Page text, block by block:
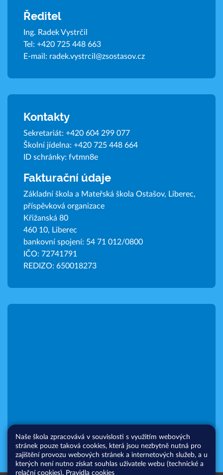
Ředitel
Ing. Radek Vystrčil
Tel: +420 725 448 663
E-mail: radek.vystrcil@zsostasov.cz
Kontakty
Sekretariát: +420 604 299 077
Školní jídelna: +420 725 448 664
ID schránky: fvtmn8e
Fakturační údaje
Základní škola a Mateřská škola Ostašov, Liberec,
příspěvková organizace
Křižanská 80
460 10, Liberec
bankovní spojení: 54 71 012/0800
IČO: 72741791
REDIZO: 650018273
Naše škola zpracovává v souvislosti s využitím webových
stránek pouze taková cookies, která jsou nezbytně nutná pro
zajištění provozu webových stránek a internetových služeb, a u
kterých není nutno získat souhlas uživatele webu (technické a
relační cookies). Pravidla cookies